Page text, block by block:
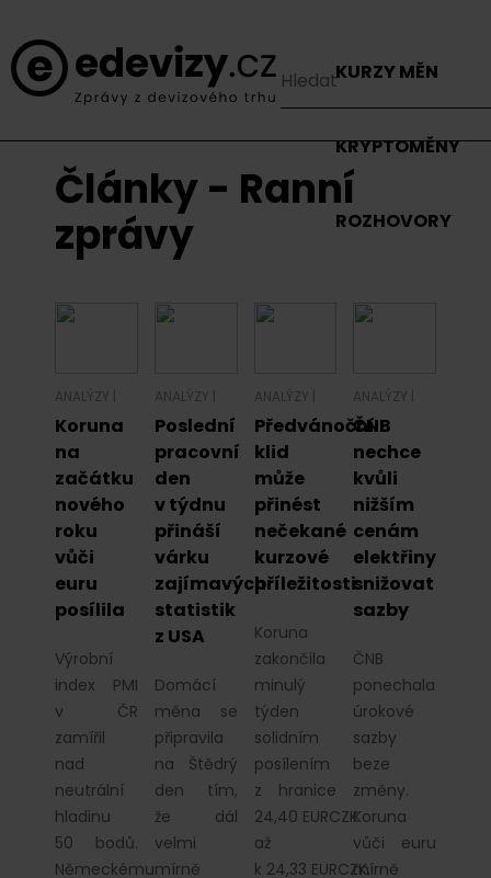
KURZY MĚN
KRYPTOMĚNY
ROZHOVORY
Články - Ranní
zprávy
ANALÝZY
Koruna
na
začátku
nového
roku
vůči
euru
posílila
Výrobní
index PMI
v ČR
zamířil
nad
neutrální
hladinu
50 bodů.
Německému
ANALÝZY
Poslední
pracovní
den
v týdnu
přináší
várku
zajímavých
statistik
z USA
Domácí
měna se
připravila
na Štědrý
den tím,
že dál
velmi
mírně
ANALÝZY
Předvánoční
klid
může
přinést
nečekané
kurzové
příležitosti
Koruna
zakončila
minulý
týden
solidním
posílením
z hranice
24,40 EURCZK
až
k 24,33 EURCZK.
ANALÝZY
ČNB
nechce
kvůli
nižším
cenám
elektřiny
snižovat
sazby
ČNB
ponechala
úrokové
sazby
beze
změny.
Koruna
vůči euru
mírně